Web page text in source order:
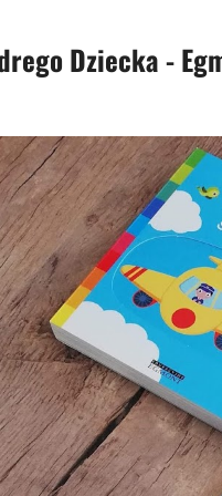
Dziecka -